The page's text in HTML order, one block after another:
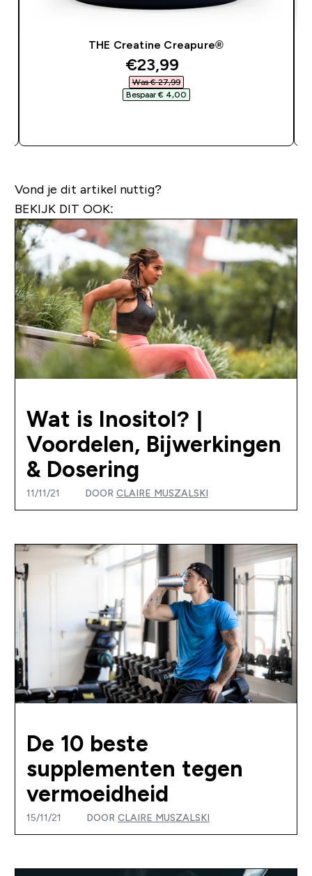
THE Creatine Creapure®
discounted price
€23,99‎
Was € 27,99‎
Bespaar € 4,00‎
Vond je dit artikel nuttig?
BEKIJK DIT OOK:
Wat is Inositol? |
Voordelen, Bijwerkingen
& Dosering
11/11/21 DOOR CLAIRE MUSZALSKI
De 10 beste
supplementen tegen
vermoeidheid
15/11/21 DOOR CLAIRE MUSZALSKI